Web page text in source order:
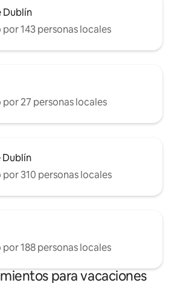
Dublín
143 personas locales
27 personas locales
Dublín
310 personas locales
188 personas locales
para vacaciones